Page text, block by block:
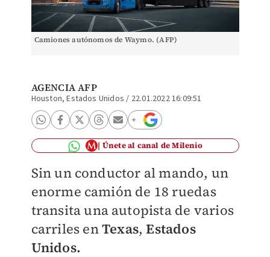
Camiones autónomos de Waymo. (AFP)
AGENCIA AFP
Houston, Estados Unidos / 22.01.2022 16:09:51
Únete al canal de Milenio
Sin un conductor al mando, un
enorme camión de 18 ruedas
transita una autopista de varios
carriles enTexas,Estados
Unidos.